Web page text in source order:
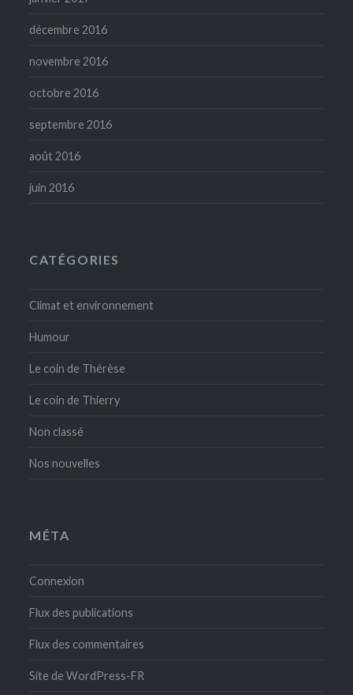
décembre 2016
novembre 2016
octobre 2016
septembre 2016
août 2016
juin 2016
CATÉGORIES
Climat et environnement
Humour
Le coin de Thérèse
Le coin de Thierry
Non classé
Nos nouvelles
MÉTA
Connexion
Flux des publications
Flux des commentaires
Site de WordPress-FR